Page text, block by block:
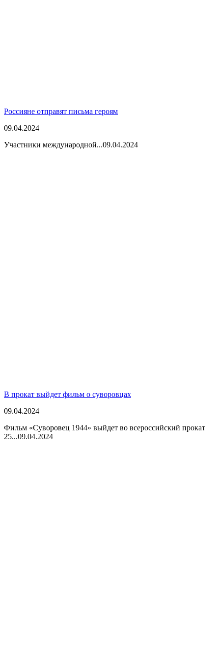
Россияне отправят письма героям
09.04.2024
Участники международной...09.04.2024
В прокат выйдет фильм о суворовцах
09.04.2024
Фильм «Суворовец 1944» выйдет во всероссийский прокат
25...09.04.2024